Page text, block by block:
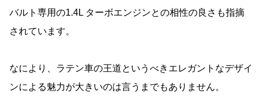
バルト専用の1.4L ターボエンジンとの相性の良さも指摘
されています。
なにより、ラテン車の王道というべきエレガントなデザイ
ンによる魅力が大きいのは言うまでもありません。